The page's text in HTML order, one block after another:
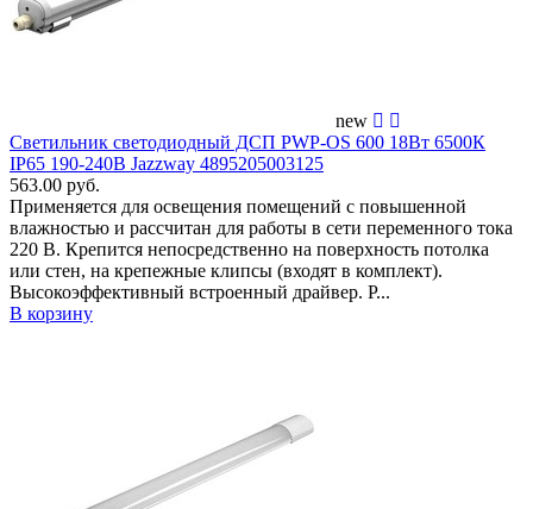
new
Светильник светодиодный ДСП PWP-OS 600 18Вт 6500К
IP65 190-240В Jazzway 4895205003125
563.00 руб.
Применяется для освещения помещений c повышенной
влажностью и рассчитан для работы в сети переменного тока
220 В. Крепится непосредственно на поверхность потолка
или стен, на крепежные клипсы (входят в комплект).
Высокоэффективный встроенный драйвер. Р...
В корзину